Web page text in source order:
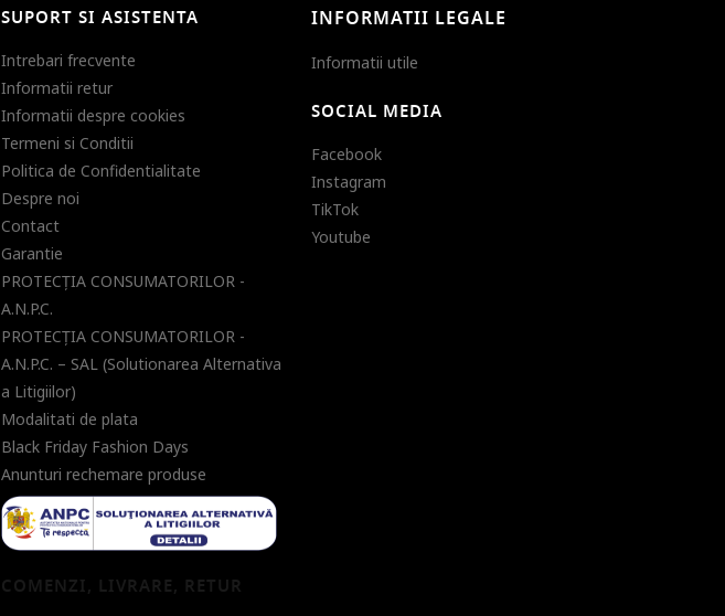
SUPORT SI ASISTENTA
Intrebari frecvente
Informatii retur
Informatii despre cookies
Termeni si Conditii
Politica de Confidentialitate
Despre noi
Contact
Garantie
PROTECŢIA CONSUMATORILOR -
A.N.P.C.
PROTECŢIA CONSUMATORILOR -
A.N.P.C. – SAL (Solutionarea Alternativa
a Litigiilor)
Modalitati de plata
Black Friday Fashion Days
Anunturi rechemare produse
COMENZI, LIVRARE, RETUR
INFORMATII LEGALE
Informatii utile
SOCIAL MEDIA
Facebook
Instagram
TikTok
Youtube